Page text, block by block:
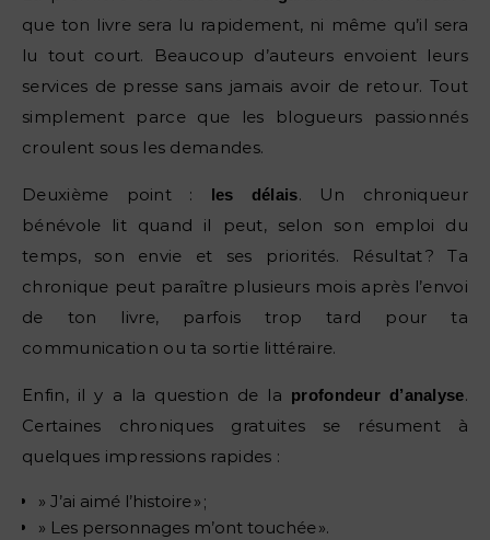
que ton livre sera lu rapidement, ni même qu’il sera
lu tout court. Beaucoup d’auteurs envoient leurs
services de presse sans jamais avoir de retour. Tout
simplement parce que les blogueurs passionnés
croulent sous les demandes.
Deuxième point : les délais. Un chroniqueur
bénévole lit quand il peut, selon son emploi du
temps, son envie et ses priorités. Résultat ? Ta
chronique peut paraître plusieurs mois après l’envoi
de ton livre, parfois trop tard pour ta
communication ou ta sortie littéraire.
Enfin, il y a la question de la profondeur d’analyse.
Certaines chroniques gratuites se résument à
quelques impressions rapides :
» J’ai aimé l’histoire » ;
» Les personnages m’ont touchée ».